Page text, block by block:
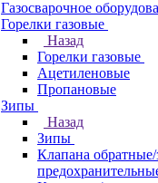
Газосварочное
Горелки газовые
Назад
Горелки газовые
Ацетиленовые
Пропановые
Зипы
Назад
Зипы
Клапана